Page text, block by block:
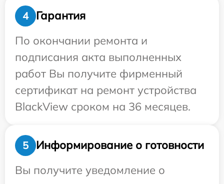
4
Гарантия
По окончании ремонта и
подписания акта выполненных
работ Вы получите фирменный
сертификат на ремонт устройства
BlackView сроком на 36 месяцев.
5
Информирование о готовности
Вы получите уведомление о